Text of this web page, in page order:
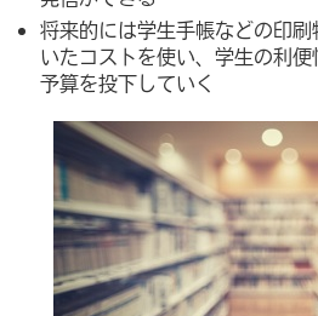
将来的には学生手帳などの印
いたコストを使い、学生の利
予算を投下していく